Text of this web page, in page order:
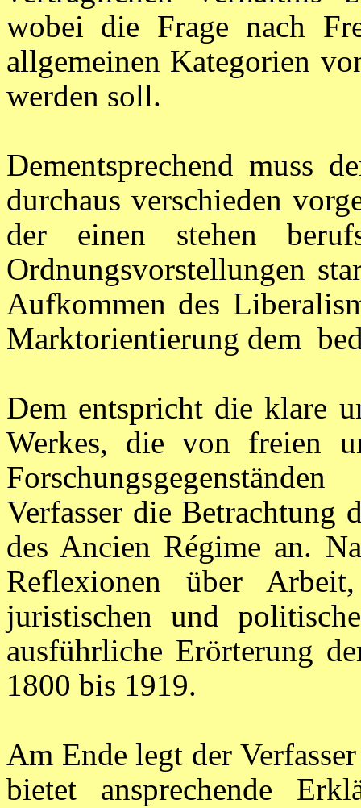
wobei die Frage nach
allgemeinen Kategorien
werden soll.
Dementsprechend muss
durchaus verschieden
der einen stehen
Ordnungsvorstellungen
Aufkommen des
Marktorientierung dem
Dem entspricht die klare
Werkes, die von freien
Verfasser die Betrachtung
des Ancien Régime an.
Reflexionen über
juristischen und
ausführliche Erörterung
1800 bis 1919.
Am Ende legt der
bietet ansprechende